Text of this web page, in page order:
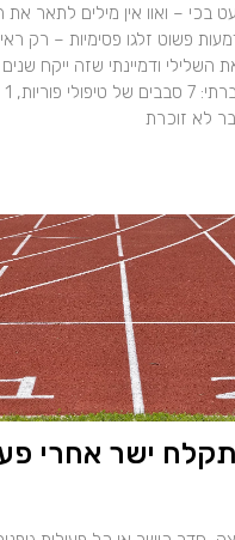
בכי – ואוו אין מילים לתאר את
פשוט זלגו פסימיות – רק
השלילי ודמיינתי שזה ייקח
ישר אחרי